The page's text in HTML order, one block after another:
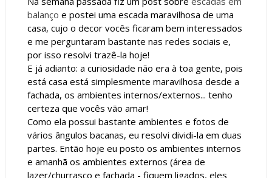
balanço e postei uma escada maravilhosa de uma
casa, cujo o decor vocês ficaram bem interessados
e me perguntaram bastante nas redes sociais e,
por isso resolvi trazê-la hoje!
E já adianto: a curiosidade não era à toa gente, pois
está casa está simplesmente maravilhosa desde a
fachada, os ambientes internos/externos... tenho
certeza que vocês vão amar!
Como ela possui bastante ambientes e fotos de
vários ângulos bacanas, eu resolvi dividi-la em duas
partes. Então hoje eu posto os ambientes internos
e amanhã os ambientes externos (área de
lazer/churrasco e fachada - fiquem ligados, eles